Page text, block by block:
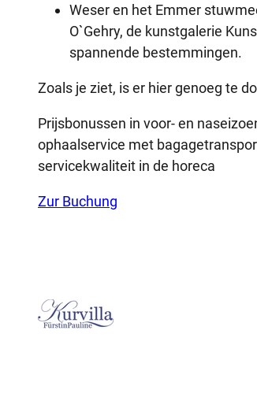
Weser en het Emmer
O`Gehry, de kunstgalerie
spannende bestemmingen.
Zoals je ziet, is er hier genoeg te
Prijsbonussen in voor- en
ophaalservice met
servicekwaliteit in de horeca
Zur Buchung